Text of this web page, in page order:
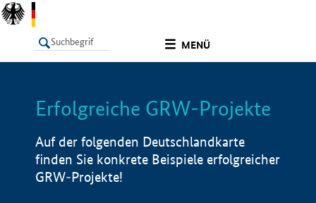
MENÜ
LISTE Info
Erfolgreiche GRW-Projekte
Auf der folgenden Deutschlandkarte
finden Sie konkrete Beispiele erfolgreicher
GRW-Projekte!